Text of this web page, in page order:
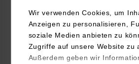
Wir verwenden Cookies, um
Anzeigen zu personalisieren,
soziale Medien anbieten zu
Zugriffe auf unsere Website zu
Außerdem geben wir
https://www.viessmann-
talents.html